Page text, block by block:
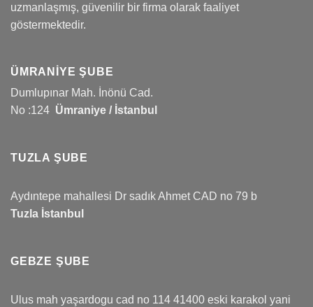
uzmanlaşmış, güvenilir bir firma olarak faaliyet
göstermektedir.
ÜMRANIYE ŞUBE
Dumlupınar Mah. İnönü Cad.
No :124 Ümraniye / İstanbul
TUZLA ŞUBE
Aydıntepe mahallesi Dr sadık Ahmet CAD no 79 b
Tuzla İstanbul
GEBZE ŞUBE
Ulus mah yaşardogu cad no 114 41400 eski karakol yani